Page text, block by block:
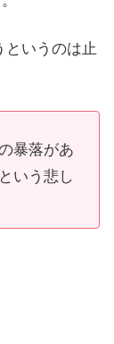
というのは止
暴落があ
いう悲し